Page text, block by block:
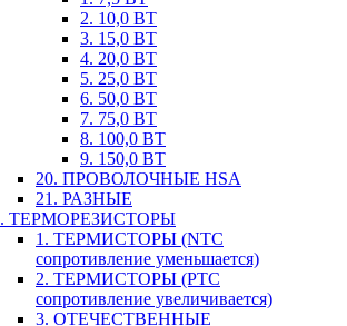
2. 10,0 ВТ
3. 15,0 ВТ
4. 20,0 ВТ
5. 25,0 ВТ
6. 50,0 ВТ
7. 75,0 ВТ
8. 100,0 ВТ
9. 150,0 ВТ
20. ПРОВОЛОЧНЫЕ HSA
21. РАЗНЫЕ
ТЕРМОРЕЗИСТОРЫ
1. ТЕРМИСТОРЫ (NTC
сопротивление уменьшается)
2. ТЕРМИСТОРЫ (PTC
сопротивление увеличивается)
3. ОТЕЧЕСТВЕННЫЕ